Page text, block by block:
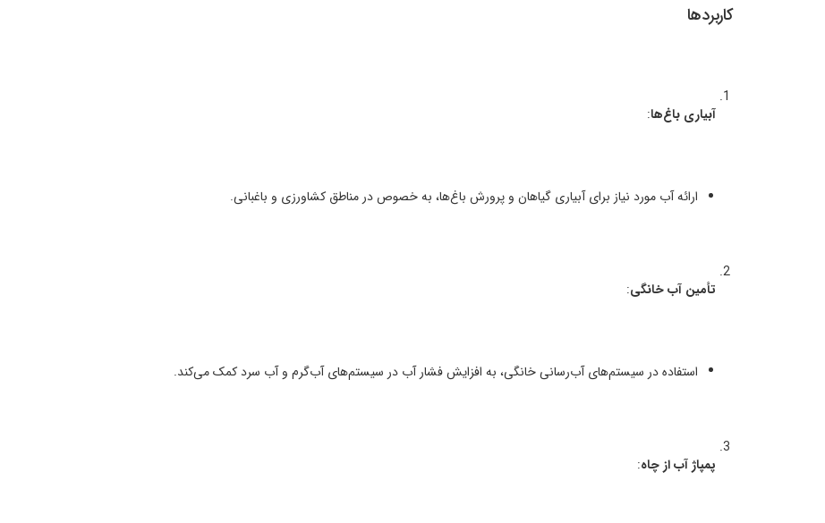
کاربردها
آبیاری باغ‌ها:
ارائه آب مورد نیاز برای آبیاری گیاهان و پرورش باغ‌ها، به خصوص در مناطق کشاورزی و باغبانی.
تأمین آب خانگی:
استفاده در سیستم‌های آب‌رسانی خانگی، به افزایش فشار آب در سیستم‌های آب‌گرم و آب سرد کمک می‌کند.
پمپاژ آب از چاه: